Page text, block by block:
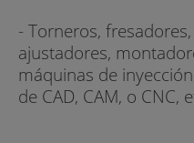
- Torneros,
ajustadores,
máquinas de
de CAD, CAM, o CNC,